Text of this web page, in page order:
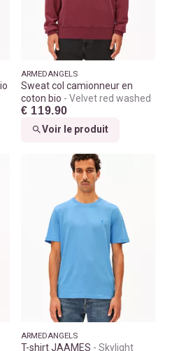
ARMEDANGELS
Sweat col camionneur en
coton bio
Velvet red washed
€ 119.90
Voir le produit
ARMEDANGELS
T-shirt JAAMES Skylight